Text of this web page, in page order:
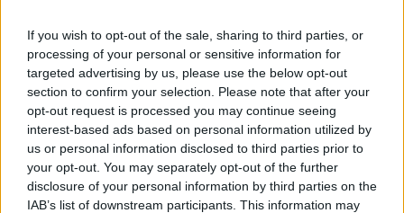
If you wish to opt-out of the sale, sharing to third parties, or
processing of your personal or sensitive information for
targeted advertising by us, please use the below opt-out
section to confirm your selection. Please note that after your
opt-out request is processed you may continue seeing
interest-based ads based on personal information utilized by
us or personal information disclosed to third parties prior to
your opt-out. You may separately opt-out of the further
disclosure of your personal information by third parties on the
IAB’s list of downstream participants. This information may
Ο μέχρι στιγμής απολογισμός των συγκρούσεων
περιλαμβάνει τουλάχιστον 16 συλλήψεις και τον
τραυματισμό 12 αστυνομικών. Παράλληλα,
καταγράφηκαν εκτεταμένες υλικές ζημιές και
εμπρησμοί σε κατοικίες, επιχειρήσεις και οχήματα
της περιοχής.